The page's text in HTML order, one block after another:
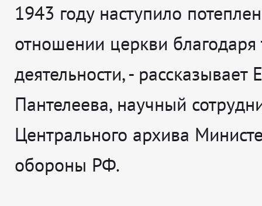
1943 году наступило
отношении церкви благодаря
деятельности, - рассказывает
Пантелеева, научный
Центрального архива
обороны РФ.